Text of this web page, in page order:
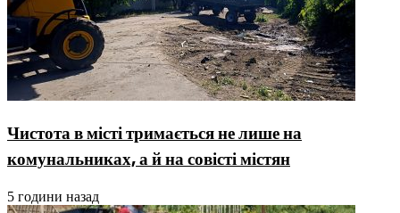
Чистота в місті тримається не лише на
комунальниках, а й на совісті містян
5 години назад